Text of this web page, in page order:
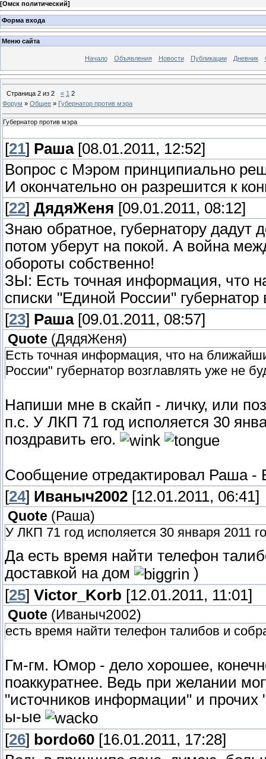
[Омск политический]
Форма входа
Меню сайта
Начало Объявления Новости Публикации Дневник
Страница 2 из 2 « 1 2
Форум » Общее » Губернатор против мэра
Губернатор против мэра
[21] Раша[08.01.2011, 12:52]
Вопрос с Мэром принципиально
И окончательно он разрешится к
[22] ДядяЖеня [09.01.2011, 08:12]
Знаю обратное, губернатору дадут
потом уберут на покой. А война
обороты собственно!
ЗЫ: Есть точная информация, что
списки "Единой России" губернатор
[23] Раша[09.01.2011, 08:57]
Quote (ДядяЖеня)
Есть точная информация, что на
России" губернатор возглавлять уже не
Напиши мне в скайп - личку, или
п.с. У ЛКП 71 год исполяется 30
поздравить его.
Сообщение отредактировал Раша-
[24] Иваныч2002 [12.01.2011, 06:41]
Quote ( Раша)
У ЛКП 71 год исполяется 30 января 2011
Да есть время найти телефон
доставкой на дом
)
[25] Victor_Korb [12.01.2011, 11:01]
Quote (Иваныч2002)
есть время найти телефон талибов и
Гм-гм. Юмор - дело хорошее,
поаккуратнее. Ведь при желании
"источников информации" и
ы-ые
[26] bordo60 [16.01.2011, 17:28]